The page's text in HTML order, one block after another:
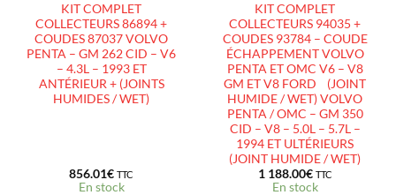
KIT COMPLET
COLLECTEURS 86894 +
COUDES 87037 VOLVO
PENTA – GM 262 CID – V6
– 4.3L – 1993 ET
ANTÉRIEUR + (JOINTS
HUMIDES / WET)
856.01€ TTC
En stock
KIT COMPLET
COLLECTEURS 94035 +
COUDES 93784 – COUDE
ÉCHAPPEMENT VOLVO
PENTA ET OMC V6 – V8
GM ET V8 FORD (JOINT
HUMIDE / WET) VOLVO
PENTA / OMC – GM 350
CID – V8 – 5.0L – 5.7L –
1994 ET ULTÉRIEURS
(JOINT HUMIDE / WET)
1 188.00€ TTC
En stock